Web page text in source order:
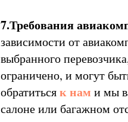
7.Требования
зависимости от
выбранного
ограничено, и могут
обратитьсяк нам и мы
салоне или багажном